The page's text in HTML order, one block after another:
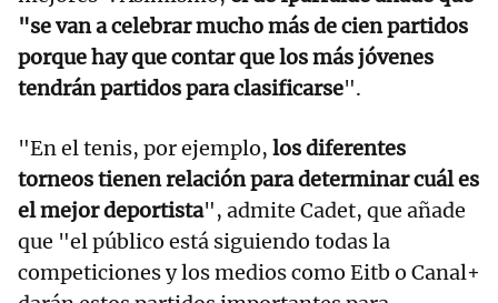
"se van a celebrar mucho más de cien partidos
porque hay que contar que los más jóvenes
tendrán partidos para clasificarse".
"En el tenis, por ejemplo, los diferentes
torneos tienen relación para determinar cuál es
el mejor deportista", admite Cadet, que añade
que "el público está siguiendo todas la
competiciones y los medios como Eitb o Canal+